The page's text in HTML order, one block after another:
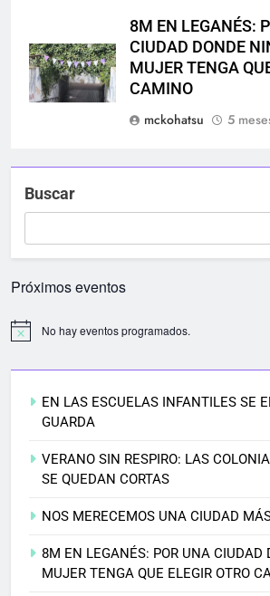
8M EN LEGANÉS:
CIUDAD DONDE
MUJER TENGA
CAMINO
mckohatsu
5
Buscar
Próximos eventos
No hay eventos programados.
EN LAS ESCUELAS INFANTILES SE
GUARDA
VERANO SIN RESPIRO: LAS
SE QUEDAN CORTAS
NOS MERECEMOS UNA CIUDAD
8M EN LEGANÉS: POR UNA CIUDAD
MUJER TENGA QUE ELEGIR OTRO